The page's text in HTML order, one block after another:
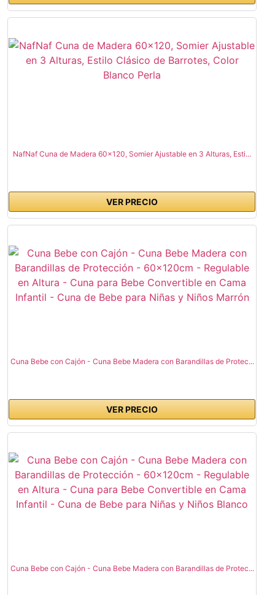
NafNaf Cuna de Madera 60x120, Somier Ajustable en 3 Alturas, Esti...
VER PRECIO
Cuna Bebe con Cajón - Cuna Bebe Madera con Barandillas de Protec...
VER PRECIO
Cuna Bebe con Cajón - Cuna Bebe Madera con Barandillas de Protec...